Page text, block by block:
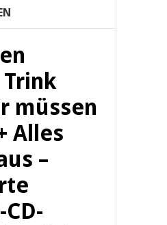
müssen
Alles
–